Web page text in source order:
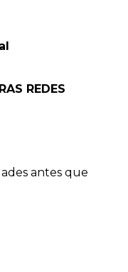
REDES
antes que